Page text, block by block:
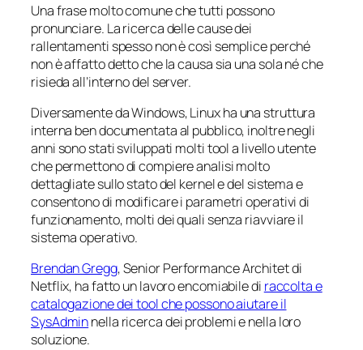
Una frase molto comune che tutti possono
pronunciare. La ricerca delle cause dei
rallentamenti spesso non è così semplice perché
non è affatto detto che la causa sia una sola né che
risieda all’interno del server.
Diversamente da Windows, Linux ha una struttura
interna ben documentata al pubblico, inoltre negli
anni sono stati sviluppati molti tool a livello utente
che permettono di compiere analisi molto
dettagliate sullo stato del kernel e del sistema e
consentono di modificare i parametri operativi di
funzionamento, molti dei quali senza riavviare il
sistema operativo.
Brendan Gregg, Senior Performance Architet di
Netflix, ha fatto un lavoro encomiabile di raccolta e
catalogazione dei tool che possono aiutare il
SysAdminnella ricerca dei problemi e nella loro
soluzione.